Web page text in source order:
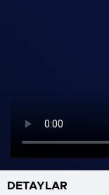
DETAYLAR